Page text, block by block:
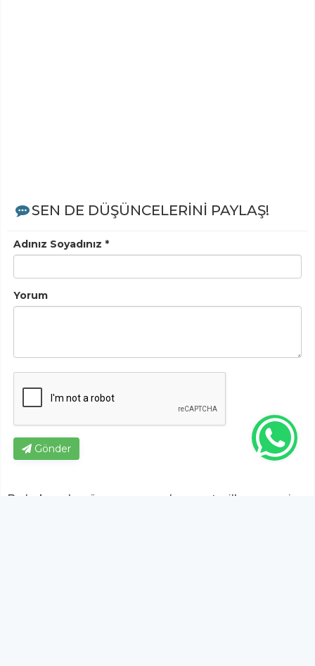
SEN DE DÜŞÜNCELERİNİ PAYLAŞ!
Adınız Soyadınız *
Yorum
Gönder
Bu habere henüz yorum yapılmamıştır, ilk yapan siz